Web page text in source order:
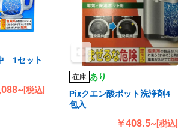
1セット
[税込]
在庫 あり
Pixクエン酸ポット洗浄剤4
包入
￥408.5~[税込]